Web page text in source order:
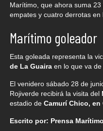
Marítimo, que ahora suma
empates y cuatro derrotas en
Marítimo goleador
Esta goleada representa la
de La Guaira en lo que va de
El venidero sábado 28 de
Rojiverde recibirá la visita del
estadio de Camurí Chico, en
Escrito por: Prensa